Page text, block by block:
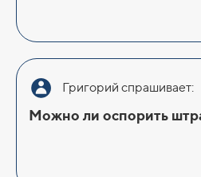
Григорий спрашивает:
Можно ли оспорить